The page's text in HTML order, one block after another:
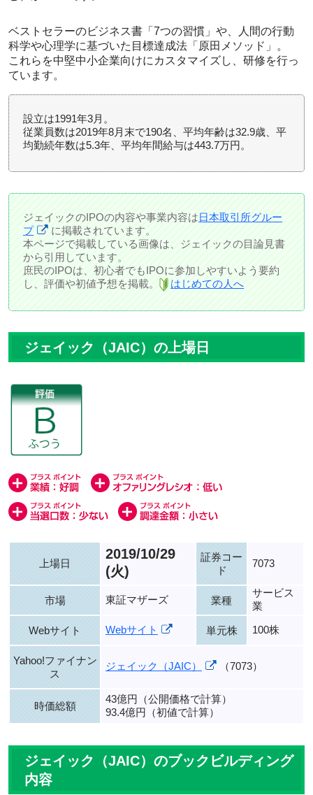
ベストセラーのビジネス書「7つの習慣」や、人間の行動
科学や心理学に基づいた目標達成法「原田メソッド」。
これらを中堅中小企業向けにカスタマイズし、研修を行っ
ています。
設立は1991年3月。
従業員数は2019年8月末で190名、平均年齢は32.9歳、平
均勤続年数は5.3年、平均年間給与は443.7万円。
ジェイックのIPOの内容や事業内容は日本取引所グルー
プ
に掲載されています。
本ページで掲載している画像は、ジェイックの目論見書
から引用しています。
庶民のIPOは、初心者でもIPOに参加しやすいよう要約
し、評価や初値予想を掲載。
はじめての人へ
ジェイック（JAIC）の上場日
上場日
2019/10/29
(火)
証券コー
ド
7073
市場 東証マザーズ 業種
サービス
業
Webサイト Webサイト 単元株 100株
Yahoo!ファイナン
ス
ジェイック（JAIC） （7073）
時価総額
43億円（公開価格で計算）
93.4億円（初値で計算）
ジェイック（JAIC）のブックビルディング
内容